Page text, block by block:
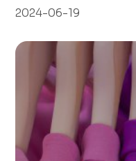
2024-06-19